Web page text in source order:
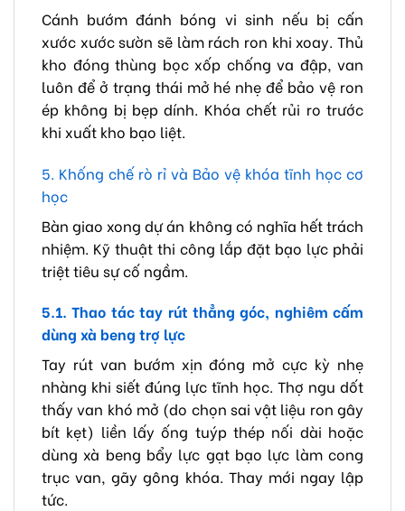
Cánh bướm đánh bóng vi sinh nếu bị cấn
xước xước sườn sẽ làm rách ron khi xoay. Thủ
kho đóng thùng bọc xốp chống va đập, van
luôn để ở trạng thái mở hé nhẹ để bảo vệ ron
ép không bị bẹp dính. Khóa chết rủi ro trước
khi xuất kho bạo liệt.
5. Khống chế rò rỉ và Bảo vệ khóa tĩnh học cơ
học
Bàn giao xong dự án không có nghĩa hết trách
nhiệm. Kỹ thuật thi công lắp đặt bạo lực phải
triệt tiêu sự cố ngầm.
5.1. Thao tác tay rút thẳng góc, nghiêm cấm
dùng xà beng trợ lực
Tay rút van bướm xịn đóng mở cực kỳ nhẹ
nhàng khi siết đúng lực tĩnh học. Thợ ngu dốt
thấy van khó mở (do chọn sai vật liệu ron gây
bít kẹt) liền lấy ống tuýp thép nối dài hoặc
dùng xà beng bẩy lực gạt bạo lực làm cong
trục van, gãy gông khóa. Thay mới ngay lập
tức.